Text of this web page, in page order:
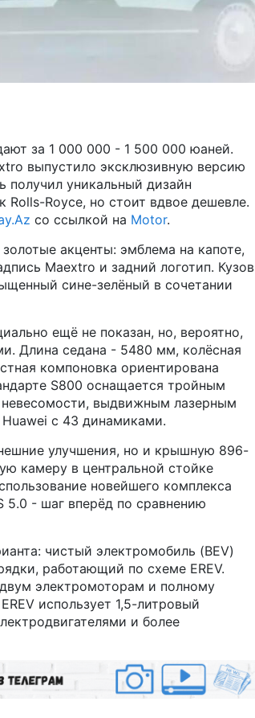
за 1 000 000 - 1 500 000 юаней.
выпустило эксклюзивную версию
получил уникальный дизайн
Rolls-Royce, но стоит вдвое дешевле.
со ссылкой на Motor.
акценты: эмблема на капоте,
Maextro и задний логотип. Кузов
сине-зелёный в сочетании
ещё не показан, но, вероятно,
Длина седана - 5480 мм, колёсная
компоновка ориентирована
S800 оснащается тройным
выдвижным лазерным
с 43 динамиками.
улучшения, но и крышную 896-
камеру в центральной стойке
новейшего комплекса
5.0 - шаг вперёд по сравнению
чистый электромобиль (BEV)
работающий по схеме EREV.
электромоторам и полному
использует 1,5-литровый
и более